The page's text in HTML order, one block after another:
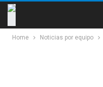
Home Noticias por equipo